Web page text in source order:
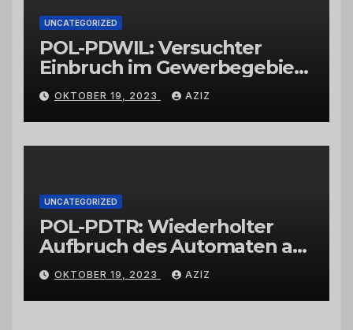
UNCATEGORIZED
POL-PDWIL: Versuchter
Einbruch im Gewerbegebiet
Wittlich
OKTOBER 19, 2023 AZIZ
UNCATEGORIZED
POL-PDTR: Wiederholter
Aufbruch des Automaten am
Wohnmobilstellplatz in
Hermeskeil am Labachweg
OKTOBER 19, 2023 AZIZ